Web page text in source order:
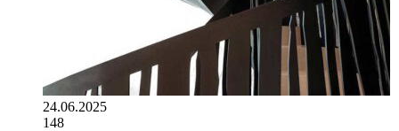
24.06.2025
148